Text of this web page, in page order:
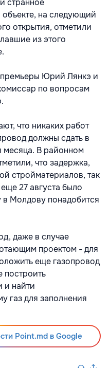
объекте, на следующий
открытия, отметили
из этого
премьеры Юрий Лянкэ и
по вопросам
что никаких работ
должны сдать в
месяца. В районном
что задержка,
стройматериалов, так
27 августа было
в Молдову понадобится
даже в случае
проектом - для
еще газопровод
построить
и найти
газ для заполнения
Point.md в Google